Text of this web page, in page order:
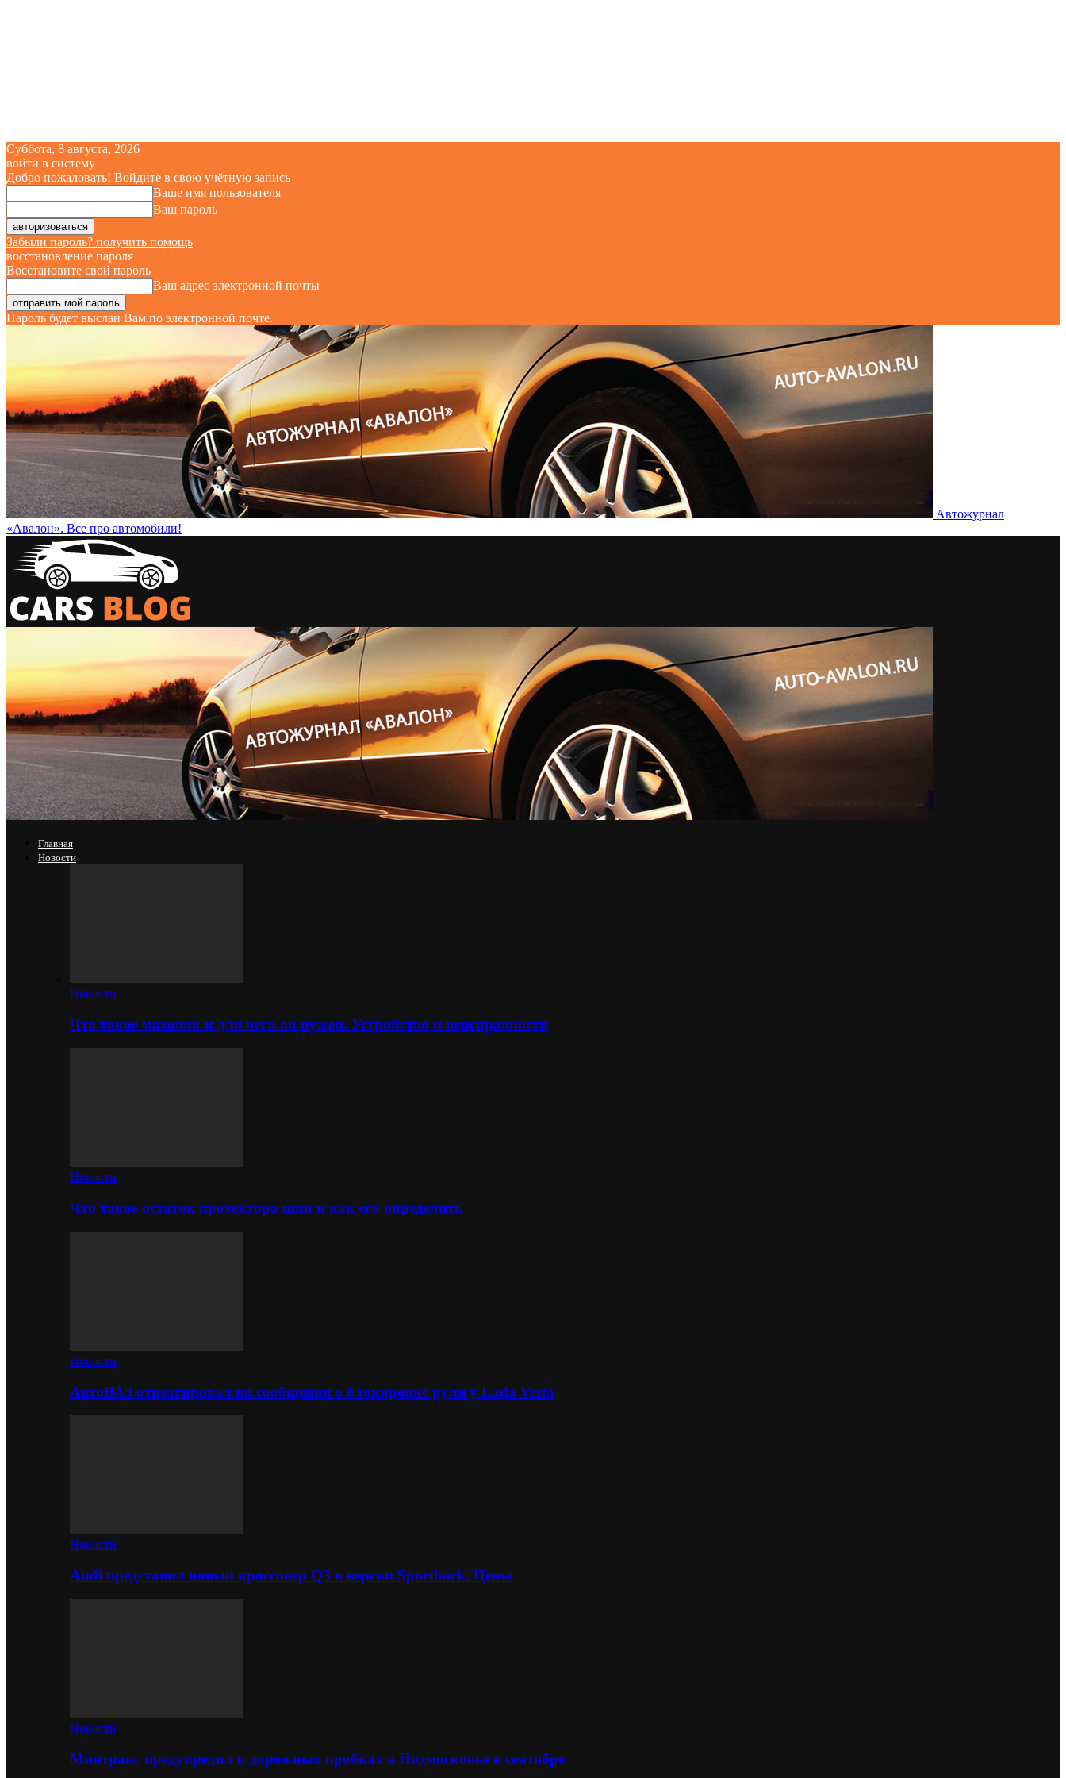
Суббота, 8 августа, 2026
войти в систему
Добро пожаловать! Войдите в свою учётную запись
Ваше имя пользователя
Ваш пароль
Забыли пароль? получить помощь
восстановление пароля
Восстановите свой пароль
Ваш адрес электронной почты
Пароль будет выслан Вам по электронной почте.
Автожурнал
«Авалон». Все про автомобили!
Главная
Новости
Новости
Что такое маховик и для чего он нужен. Устройство и неисправности
Новости
Что такое остаток протектора шин и как его определить
Новости
АвтоВАЗ отреагировал на сообщения о блокировке руля у Lada Vesta
Новости
Audi представил новый кроссовер Q3 в версии Sportback. Цены
Новости
Минтранс предупредил о дорожных пробках в Подмосковье в сентябре